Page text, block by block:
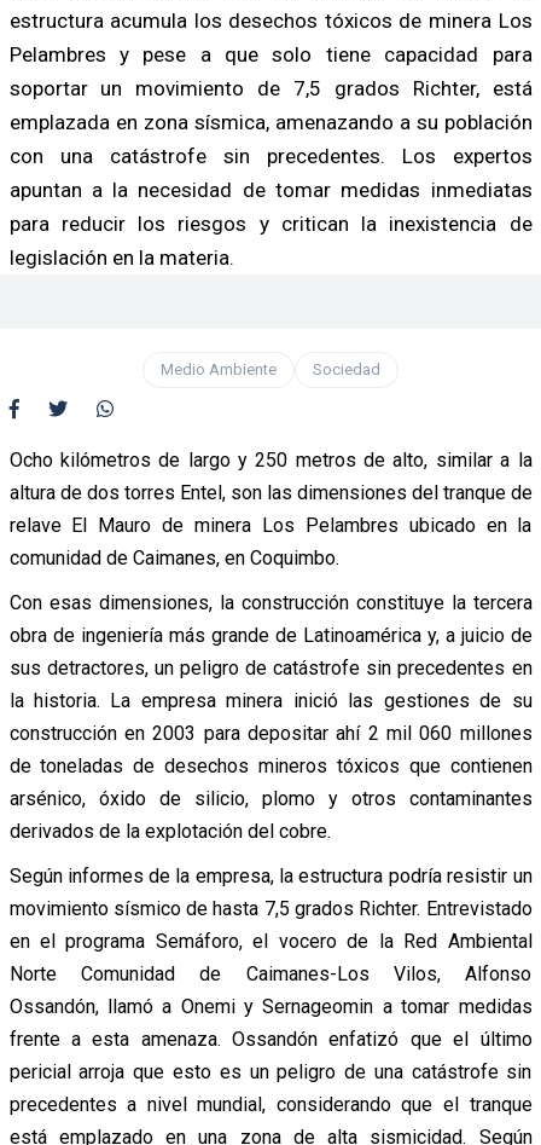
estructura acumula los desechos tóxicos de minera Los
Pelambres y pese a que solo tiene capacidad para
soportar un movimiento de 7,5 grados Richter, está
emplazada en zona sísmica, amenazando a su población
con una catástrofe sin precedentes. Los expertos
apuntan a la necesidad de tomar medidas inmediatas
para reducir los riesgos y critican la inexistencia de
legislación en la materia.
Medio Ambiente Sociedad
Ocho kilómetros de largo y 250 metros de alto, similar a la
altura de dos torres Entel, son las dimensiones del tranque de
relave El Mauro de minera Los Pelambres ubicado en la
comunidad de Caimanes, en Coquimbo.
Con esas dimensiones, la construcción constituye la tercera
obra de ingeniería más grande de Latinoamérica y, a juicio de
sus detractores, un peligro de catástrofe sin precedentes en
la historia. La empresa minera inició las gestiones de su
construcción en 2003 para depositar ahí 2 mil 060 millones
de toneladas de desechos mineros tóxicos que contienen
arsénico, óxido de silicio, plomo y otros contaminantes
derivados de la explotación del cobre.
Según informes de la empresa, la estructura podría resistir un
movimiento sísmico de hasta 7,5 grados Richter. Entrevistado
en el programa Semáforo, el vocero de la Red Ambiental
Norte Comunidad de Caimanes-Los Vilos, Alfonso
Ossandón, llamó a Onemi y Sernageomin a tomar medidas
frente a esta amenaza. Ossandón enfatizó que el último
pericial arroja que esto es un peligro de una catástrofe sin
precedentes a nivel mundial, considerando que el tranque
está emplazado en una zona de alta sismicidad. Según